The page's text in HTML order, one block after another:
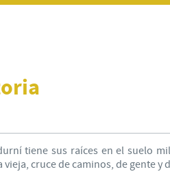
tiene sus raíces en el suelo
vieja, cruce de caminos, de gente y